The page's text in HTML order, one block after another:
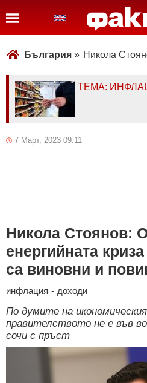
България » Никола
ТЕМА:
7 Март, 2023 09:11
Никола Стоянов:
енергийната
са виновни и
инфлация - доходи
По думите на
правителството не е във
сочи с пръст